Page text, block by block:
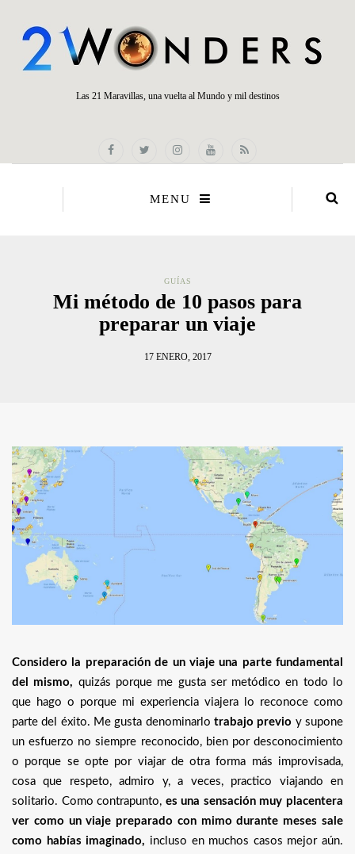
Las 21 Maravillas, una vuelta al Mundo y mil destinos
MENU
GUÍAS
Mi método de 10 pasos para
preparar un viaje
17 ENERO, 2017
Considero la preparación de un viaje una parte fundamental
del mismo, quizás porque me gusta ser metódico en todo lo
que hago o porque mi experiencia viajera lo reconoce como
parte del éxito. Me gusta denominarlo trabajo previo y supone
un esfuerzo no siempre reconocido, bien por desconocimiento
o porque se opte por viajar de otra forma más improvisada,
cosa que respeto, admiro y, a veces, practico viajando en
solitario. Como contrapunto, es una sensación muy placentera
ver como un viaje preparado con mimo durante meses sale
como habías imaginado, incluso en muchos casos mejor aún.